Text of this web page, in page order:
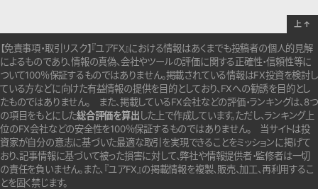
【免責事項・取引リスク】『ユアFX』における情報はあくまでも投稿者の個人的見解
によるものであり、情報の真偽、会社やツールの評価に関する正確性・信頼性等に
ついて100％保証するものではありません。掲載されている情報はFX投資を検討し
ている方などに向けた有益情報の提供を目的としており、FXへの勧誘を目的とし
たものではありません。 また、掲載しているFX会社などの評価・ランキングは、8つ
の項目をもとにした総合評価を算出 した上で作成しています。ただし、ランキング上
位のFX会社などの安全性を100％保証するものではありません。
当サイトは投
資家が自分の意志に基づいた最適な取引を実現できることをミッションに掲げて
おり、記事情報に基づいて被った損害に対して、弊社や情報提供者・監修者は一切
の責任を負いません。また、『ユアFX』の掲載情報を複製、販売、加工、再利用するこ
とを固く禁じます。
上 ↑